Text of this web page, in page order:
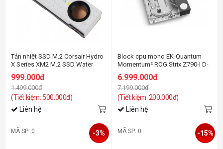
Tản nhiệt SSD M.2 Corsair Hydro
X Series XM2 M.2 SSD Water
Block (2280) WHITE
999.000đ
1.499.000đ
(Tiết kiệm: 500.000đ)
Liên hệ
Block cpu mono EK-Quantum
Momentum² ROG Strix Z790-I D-
RGB - Plexi
6.999.000đ
7.199.000đ
(Tiết kiệm: 200.000đ)
Liên hệ
MÃ SP: 0 -3% MÃ SP: 0 -15%